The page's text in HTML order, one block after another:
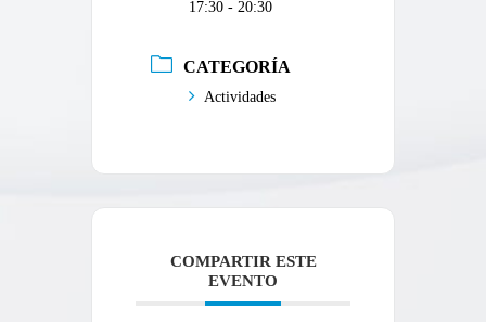
17:30 - 20:30
CATEGORÍA
Actividades
COMPARTIR ESTE
EVENTO